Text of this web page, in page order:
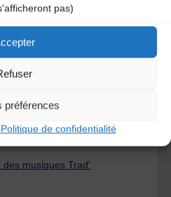
pas)
préférences
Politique de confidentialité
:
des musiques Trad'